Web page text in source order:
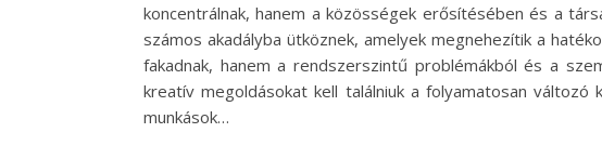
koncentrálnak, hanem a közösségek erősítésében és a
számos akadályba ütköznek, amelyek megnehezítik a
fakadnak, hanem a rendszerszintű problémákból és a
kreatív megoldásokat kell találniuk a folyamatosan
munkások…